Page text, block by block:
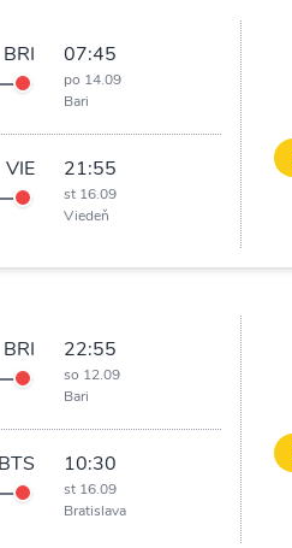
BRI 07:45
po 14.09
Bari
VIE 21:55
st 16.09
Viedeň
BRI 22:55
so 12.09
Bari
BTS 10:30
st 16.09
Bratislava